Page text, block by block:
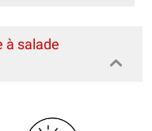
à salade